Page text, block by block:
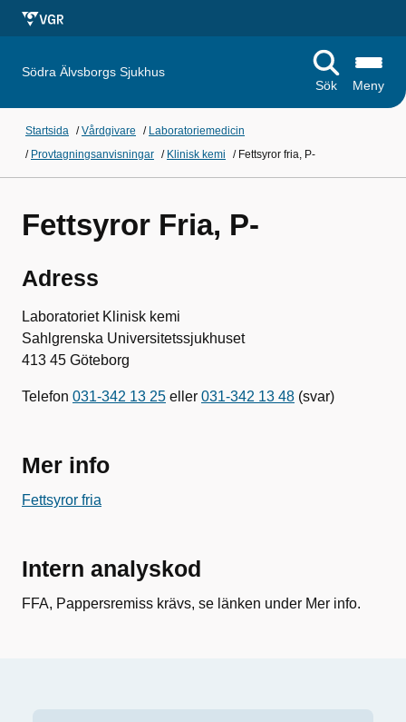
Södra Älvsborgs Sjukhus
Sök
Meny
Startsida /Vårdgivare / Laboratoriemedicin
/ Provtagningsanvisningar / Klinisk kemi / Fettsyror fria, P-
Fettsyror Fria, P-
Adress
Laboratoriet Klinisk kemi
Sahlgrenska Universitetssjukhuset
413 45 Göteborg
Telefon 031-342 13 25 eller 031-342 13 48 (svar)
Mer info
Fettsyror fria
Intern analyskod
FFA, Pappersremiss krävs, se länken under Mer info.